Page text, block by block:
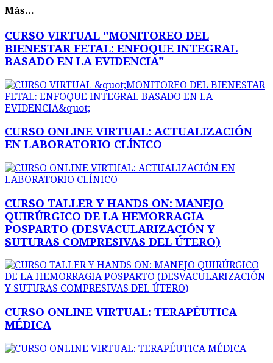
Más...
CURSO VIRTUAL "MONITOREO DEL
BIENESTAR FETAL: ENFOQUE INTEGRAL
BASADO EN LA EVIDENCIA"
CURSO ONLINE VIRTUAL: ACTUALIZACIÓN
EN LABORATORIO CLÍNICO
CURSO TALLER Y HANDS ON: MANEJO
QUIRÚRGICO DE LA HEMORRAGIA
POSPARTO (DESVACULARIZACIÓN Y
SUTURAS COMPRESIVAS DEL ÚTERO)
CURSO ONLINE VIRTUAL: TERAPÉUTICA
MÉDICA